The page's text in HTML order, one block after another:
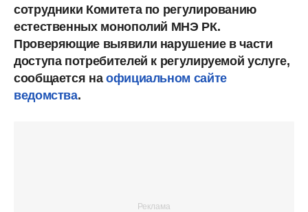
сотрудники Комитета по регулированию
естественных монополий МНЭ РК.
Проверяющие выявили нарушение в части
доступа потребителей к регулируемой услуге,
сообщается на официальном сайте
ведомства.